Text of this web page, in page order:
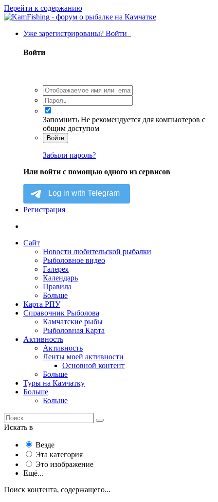
Перейти к содержанию
Уже зарегистрированы? Войти
Войти
Запомнить Не рекомендуется для компьютеров с
общим доступом
Войти
Забыли пароль?
Или войти с помощью одного из сервисов
Регистрация
Сайт
Новости любительской рыбалки
Рыболовное видео
Галерея
Календарь
Правила
Больше
Карта РПУ
Справочник Рыболова
Камчатские рыбы
Рыболовная Карта
Активность
Активность
Ленты моей активности
Основной контент
Больше
Туры на Камчатку
Больше
Больше
Искать в
Везде
Эта категория
Это изображение
Ещё...
Поиск контента, содержащего...